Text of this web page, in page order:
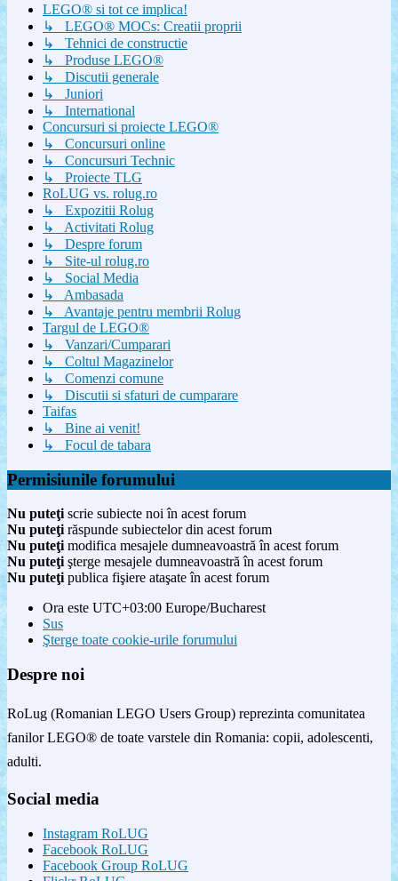
LEGO® si tot ce implica!
↳ LEGO® MOCs: Creatii proprii
↳ Tehnici de constructie
↳ Produse LEGO®
↳ Discutii generale
↳ Juniori
↳ International
Concursuri si proiecte LEGO®
↳ Concursuri online
↳ Concursuri Technic
↳ Proiecte TLG
RoLUG vs. rolug.ro
↳ Expozitii Rolug
↳ Activitati Rolug
↳ Despre forum
↳ Site-ul rolug.ro
↳ Social Media
↳ Ambasada
↳ Avantaje pentru membrii Rolug
Targul de LEGO®
↳ Vanzari/Cumparari
↳ Coltul Magazinelor
↳ Comenzi comune
↳ Discutii si sfaturi de cumparare
Taifas
↳ Bine ai venit!
↳ Focul de tabara
Permisiunile forumului
Nu puteţi scrie subiecte noi în acest forum
Nu puteţi răspunde subiectelor din acest forum
Nu puteţi modifica mesajele dumneavoastră în acest forum
Nu puteţi şterge mesajele dumneavoastră în acest forum
Nu puteţi publica fişiere ataşate în acest forum
Ora este UTC+03:00 Europe/Bucharest
Sus
Şterge toate cookie-urile forumului
Despre noi
RoLug (Romanian LEGO Users Group) reprezinta comunitatea
fanilor LEGO® de toate varstele din Romania: copii, adolescenti,
adulti.
Social media
Instagram RoLUG
Facebook RoLUG
Facebook Group RoLUG